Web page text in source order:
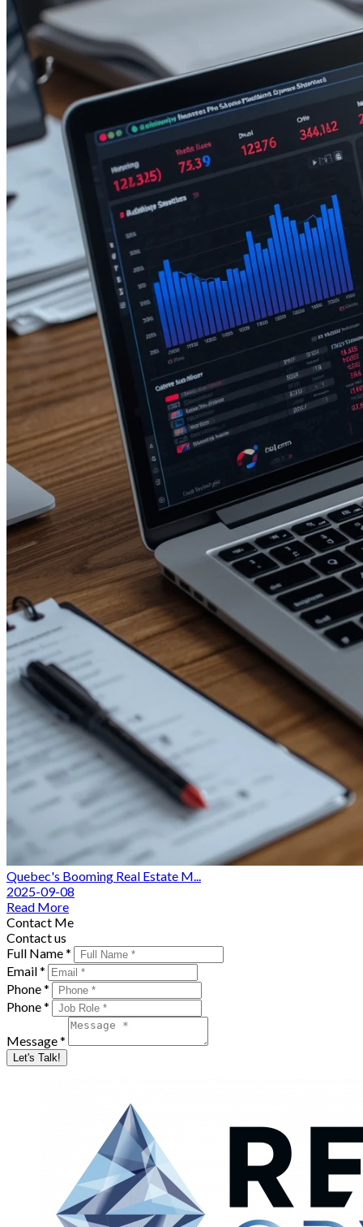
Quebec's Booming Real Estate M...
2025-09-08
Read More
Contact Me
Contact us
Full Name *
Email *
Phone *
Phone *
Message *
Let's Talk!